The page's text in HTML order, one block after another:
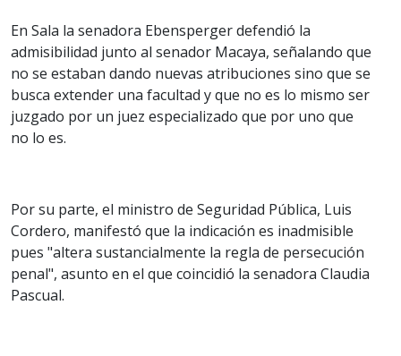
En Sala la senadora Ebensperger defendió la
admisibilidad junto al senador Macaya, señalando que
no se estaban dando nuevas atribuciones sino que se
busca extender una facultad y que no es lo mismo ser
juzgado por un juez especializado que por uno que
no lo es.
Por su parte, el ministro de Seguridad Pública, Luis
Cordero, manifestó que la indicación es inadmisible
pues "altera sustancialmente la regla de persecución
penal", asunto en el que coincidió la senadora Claudia
Pascual.